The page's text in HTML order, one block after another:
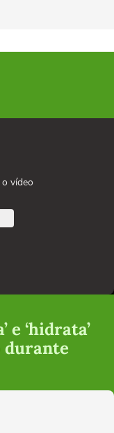
vídeo
e ‘hidrata’
durante